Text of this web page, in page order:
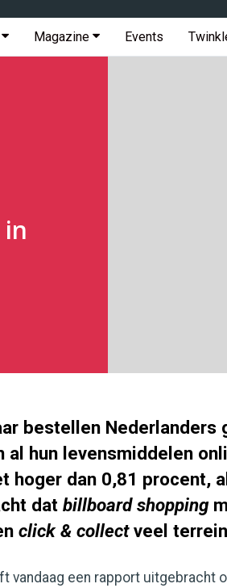
Magazine Events
bestellen Nederlanders
al hun levensmiddelen
hoger dan 0,81 procent,
dat billboard shopping
click & collectveel
vandaag een rapport uitgebracht